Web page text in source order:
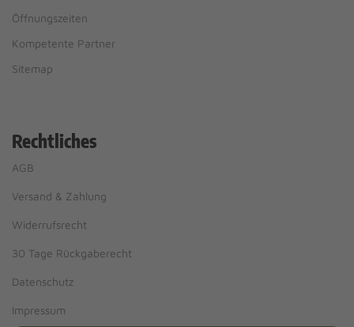
Öffnungszeiten
Kompetente Partner
Sitemap
Rechtliches
AGB
Versand & Zahlung
Widerrufsrecht
30 Tage Rückgaberecht
Datenschutz
Impressum